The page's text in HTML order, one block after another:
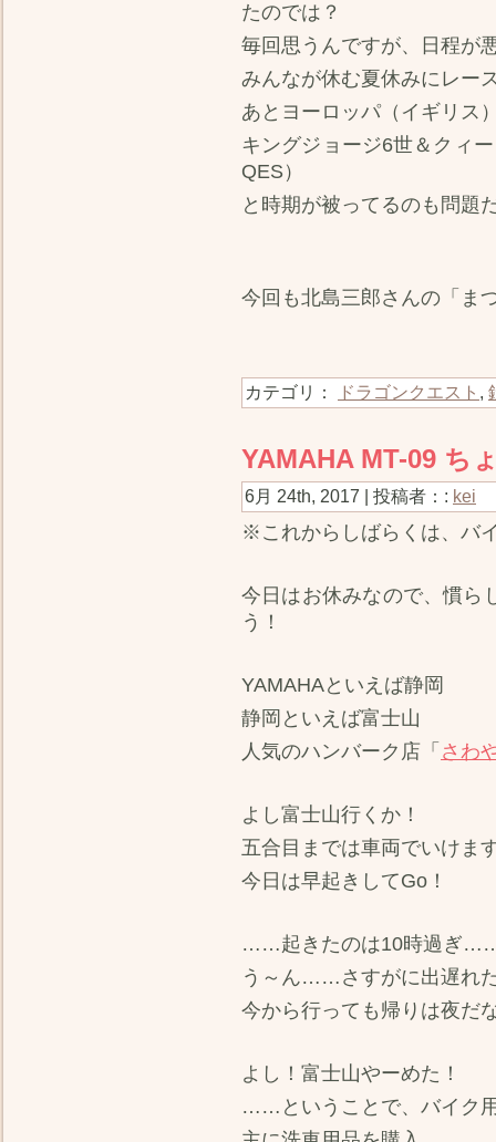
たのでは？
毎回思うんですが、日程
みんなが休む夏休みにレ
あとヨーロッパ（イギリス
キングジョージ6世＆クィ
QES）
と時期が被ってるのも問題
今回も北島三郎さんの「ま
カテゴリ： ドラゴンクエスト ,
YAMAHA MT-09 ち
6月 24th, 2017 | 投稿者：: kei
※これからしばらくは、バ
今日はお休みなので、慣ら
う！
YAMAHAといえば静岡
静岡といえば富士山
人気のハンバーク店「 さわ
よし富士山行くか！
五合目までは車両でいけま
今日は早起きしてGo！
……起きたのは10時過ぎ
う～ん……さすがに出遅
今から行っても帰りは夜
よし！富士山やーめた！
……ということで、バイク